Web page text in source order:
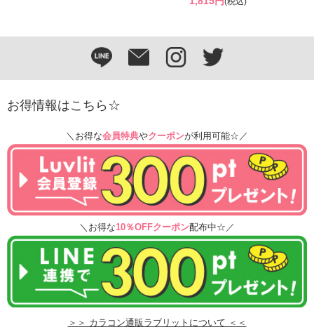
お得情報はこちら☆
＼お得な会員特典やクーポンが利用可能☆／
＼お得な10％OFFクーポン配布中☆／
＞＞ カラコン通販ラブリットについて ＜＜